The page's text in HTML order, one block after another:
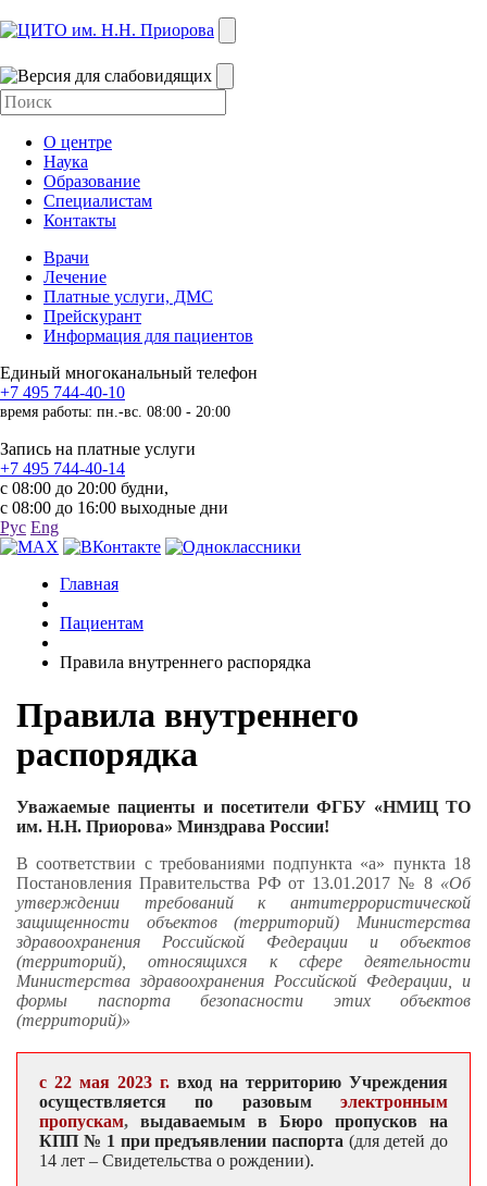
О центре
Наука
Образование
Специалистам
Контакты
Врачи
Лечение
Платные услуги, ДМС
Прейскурант
Информация для пациентов
Единый многоканальный телефон
+7 495 744-40-10
время работы: пн.-вс. 08:00 - 20:00
Запись на платные услуги
+7 495 744-40-14
с 08:00 до 20:00 будни,
с 08:00 до 16:00 выходные дни
Рус Eng
Главная
Пациентам
Правила внутреннего распорядка
Правила внутреннего
распорядка
Уважаемые пациенты и посетители ФГБУ «НМИЦ ТО
им. Н.Н. Приорова» Минздрава России!
В соответствии с требованиями подпункта «а» пункта 18
Постановления Правительства РФ от 13.01.2017 № 8 «Об
утверждении требований к антитеррористической
защищенности объектов (территорий) Министерства
здравоохранения Российской Федерации и объектов
(территорий), относящихся к сфере деятельности
Министерства здравоохранения Российской Федерации, и
формы паспорта безопасности этих объектов
(территорий)»
с 22 мая 2023 г. вход на территорию Учреждения
осуществляется по разовым электронным
пропускам, выдаваемым в Бюро пропусков на
КПП № 1 при предъявлении паспорта (для детей до
14 лет – Cвидетельства о рождении).